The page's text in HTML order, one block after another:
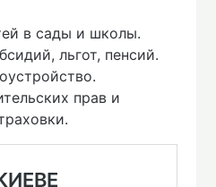
в сады и школы.
льгот, пенсий.
прав и